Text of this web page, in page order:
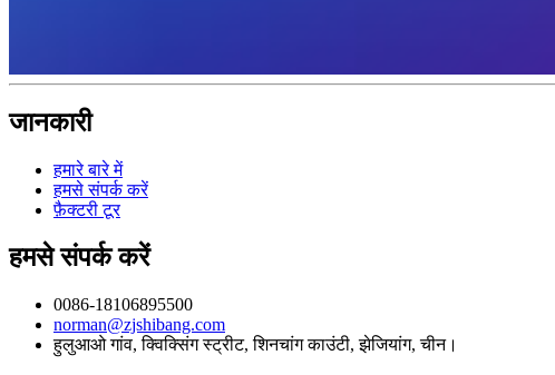
जानकारी
हमारे बारे में
हमसे संपर्क करें
फ़ैक्टरी टूर
हमसे संपर्क करें
0086-18106895500
norman@zjshibang.com
हुलुआओ गांव, क्विक्सिंग स्ट्रीट, शिनचांग काउंटी, झेजियांग, चीन।